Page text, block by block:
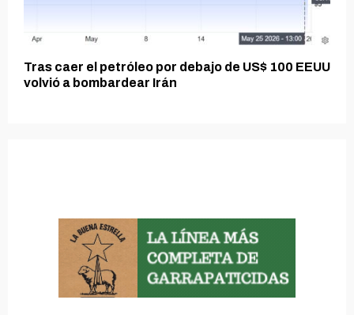
Tras caer el petróleo por debajo de US$ 100 EEUU
volvió a bombardear Irán